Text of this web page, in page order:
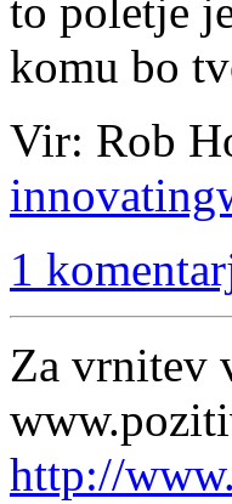
to poletje
komu bo
Vir: Rob
1
Za vrnitev
http://